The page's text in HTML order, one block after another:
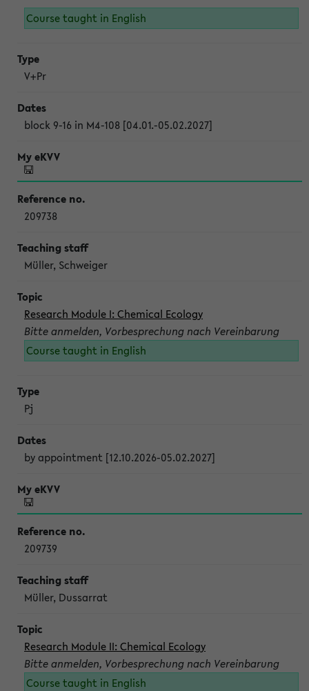
Course taught in English
V+Pr
block 9-16 in M4-108 [04.01.-05.02.2027]
209738
Müller, Schweiger
Research Module I: Chemical Ecology
Bitte anmelden, Vorbesprechung nach Vereinbarung
Course taught in English
Pj
by appointment [12.10.2026-05.02.2027]
209739
Müller, Dussarrat
Research Module II: Chemical Ecology
Bitte anmelden, Vorbesprechung nach Vereinbarung
Course taught in English